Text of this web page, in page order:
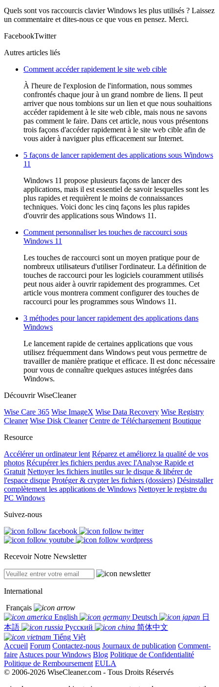
Quels sont vos raccourcis clavier Windows les plus utilisés ? Laissez
un commentaire et dites-nous ce que vous en pensez. Merci.
FacebookTwitter
Autres articles liés
Comment accéder rapidement le site web cible
À l'heure de l'explosion de l'information, nous sommes
confrontés chaque jour à un grand nombre de liens. Il peut
arriver que nous tombions sur un lien et que nous souhaitions
accéder rapidement à le site web cible, mais nous ne savons
pas comment le faire. Dans cet article, nous vous présentons
trois façons d'accéder rapidement à le site web cible afin de
vous aider à naviguer plus efficacement sur Internet.
5 façons de lancer rapidement des applications sous Windows
11
Windows 11 propose plusieurs façons de lancer des
applications, mais il est essentiel de savoir lesquelles sont les
plus rapides et requièrent le moins de connaissances
techniques. Voici donc les cinq façons les plus rapides
d'ouvrir des applications sous Windows 11.
Comment personnaliser les touches de raccourci sous
Windows 11
Les touches de raccourci sont un moyen pratique pour de
nombreux utilisateurs d'utiliser l'ordinateur. La définition de
touches de raccourci pour les logiciels couramment utilisés
peut nous aider à ouvrir rapidement des programmes. Cet
article vous montrera comment configurer des touches de
raccourci pour les programmes sous Windows 11.
3 méthodes pour lancer rapidement des applications dans
Windows
Le lancement rapide de certaines applications que vous
utilisez fréquemment dans Windows peut vous permettre de
travailler de manière pratique et efficace. Il est donc nécessaire
pour vous de connaître quelques astuces intégrées dans
Windows.
Découvrir WiseCleaner
Wise Care 365 Wise ImageX Wise Data Recovery Wise Registry
Cleaner Wise Disk Cleaner Centre de Téléchargement Boutique
Resource
Accélérer un ordinateur lent Réparez et améliorez la qualité de vos
photos Récupérer les fichiers perdus avec l'Analyse Rapide et
Gratuit Nettoyer les fichiers inutiles sur le disque & libérer de
l'espace disque Protéger & crypter les fichiers (dossiers) Désinstaller
complètement les applications de Windows Nettoyer le registre du
PC Windows
Suivez-nous
Recevoir Notre Newsletter
International
Français
English
Deutsch
日
本語
Русский
简体中文
Tiếng Việt
Accueil Forum Contactez-nous Journaux de publication Comment-
faire Astuces pour Windows Blog Politique de Confidentialité
Politique de Remboursement EULA
© 2006-2026 WiseCleaner.com - Tous Droits Réservés